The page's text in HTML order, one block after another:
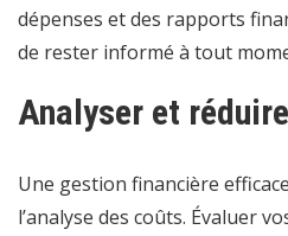
dépenses et des rapports
de rester informé à tout
Analyser et
Une gestion financière
l’analyse des coûts. Évaluer